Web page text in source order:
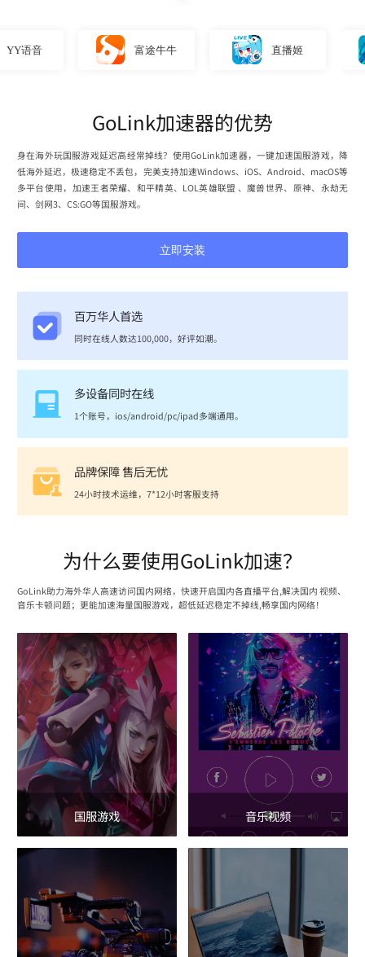
音 富途牛牛 直播姬
GoLink加速器的优势
身在海外玩国服游戏延迟高经常掉线？使用GoLink加速器，一键加速国服游戏，降
低海外延迟，极速稳定不丢包，完美支持加速Windows、iOS、Android、macOS等
多平台使用，加速王者荣耀、和平精英、LOL英雄联盟 、魔兽世界、原神、永劫无
间、剑网3、CS:GO等国服游戏。
立即安装
百万华人首选
同时在线人数达100,000，好评如潮。
多设备同时在线
1个账号，ios/android/pc/ipad多端通用。
品牌保障 售后无忧
24小时技术运维，7*12小时客服支持
为什么要使用GoLink加速？
GoLink助力海外华人高速访问国内网络，快速开启国内各直播平台,解决国内 视频、
音乐卡顿问题；更能加速海量国服游戏，超低延迟稳定不掉线,畅享国内网络！
国服游戏 音乐视频